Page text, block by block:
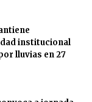
institucional
lluvias en 27